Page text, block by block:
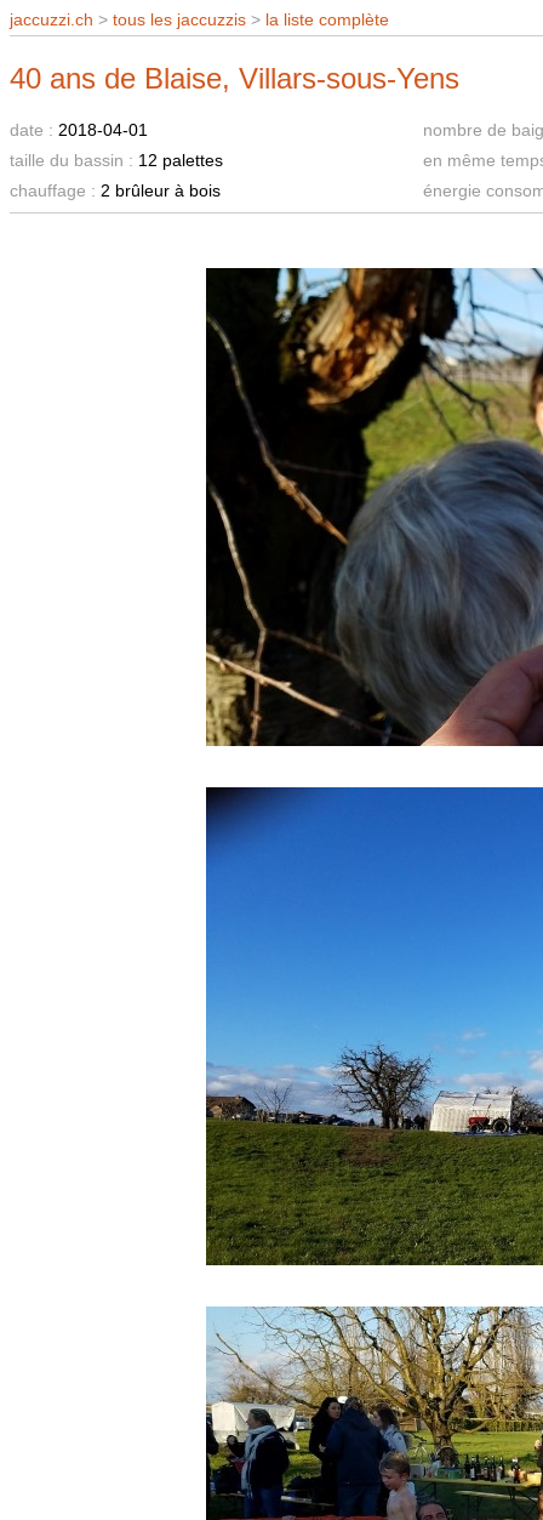
jaccuzzi.ch > tous les jaccuzzis > la liste complète
40 ans de Blaise, Villars-sous-Yens
date : 2018-04-01
nombre de
taille du bassin : 12 palettes
en même
chauffage : 2 brûleur à bois énergie